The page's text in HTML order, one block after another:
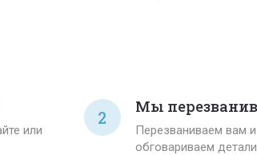
или
2
Мы
Перезваниваем вам и
обговариваем